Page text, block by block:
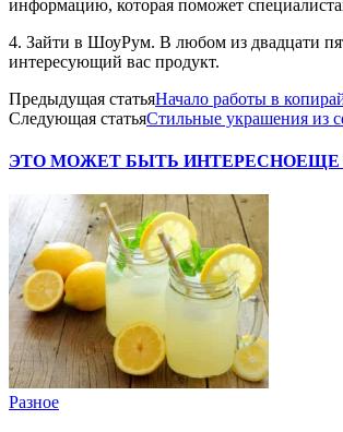
информацию, которая поможет
4. Зайти в ШоуРум. В любом из двадцати
интересующий вас продукт.
Предыдущая статьяНачало работы в
Следующая статьяСтильные украшения из
ЭТО МОЖЕТ БЫТЬ ИНТЕРЕСНОЕЩЕ
Разное